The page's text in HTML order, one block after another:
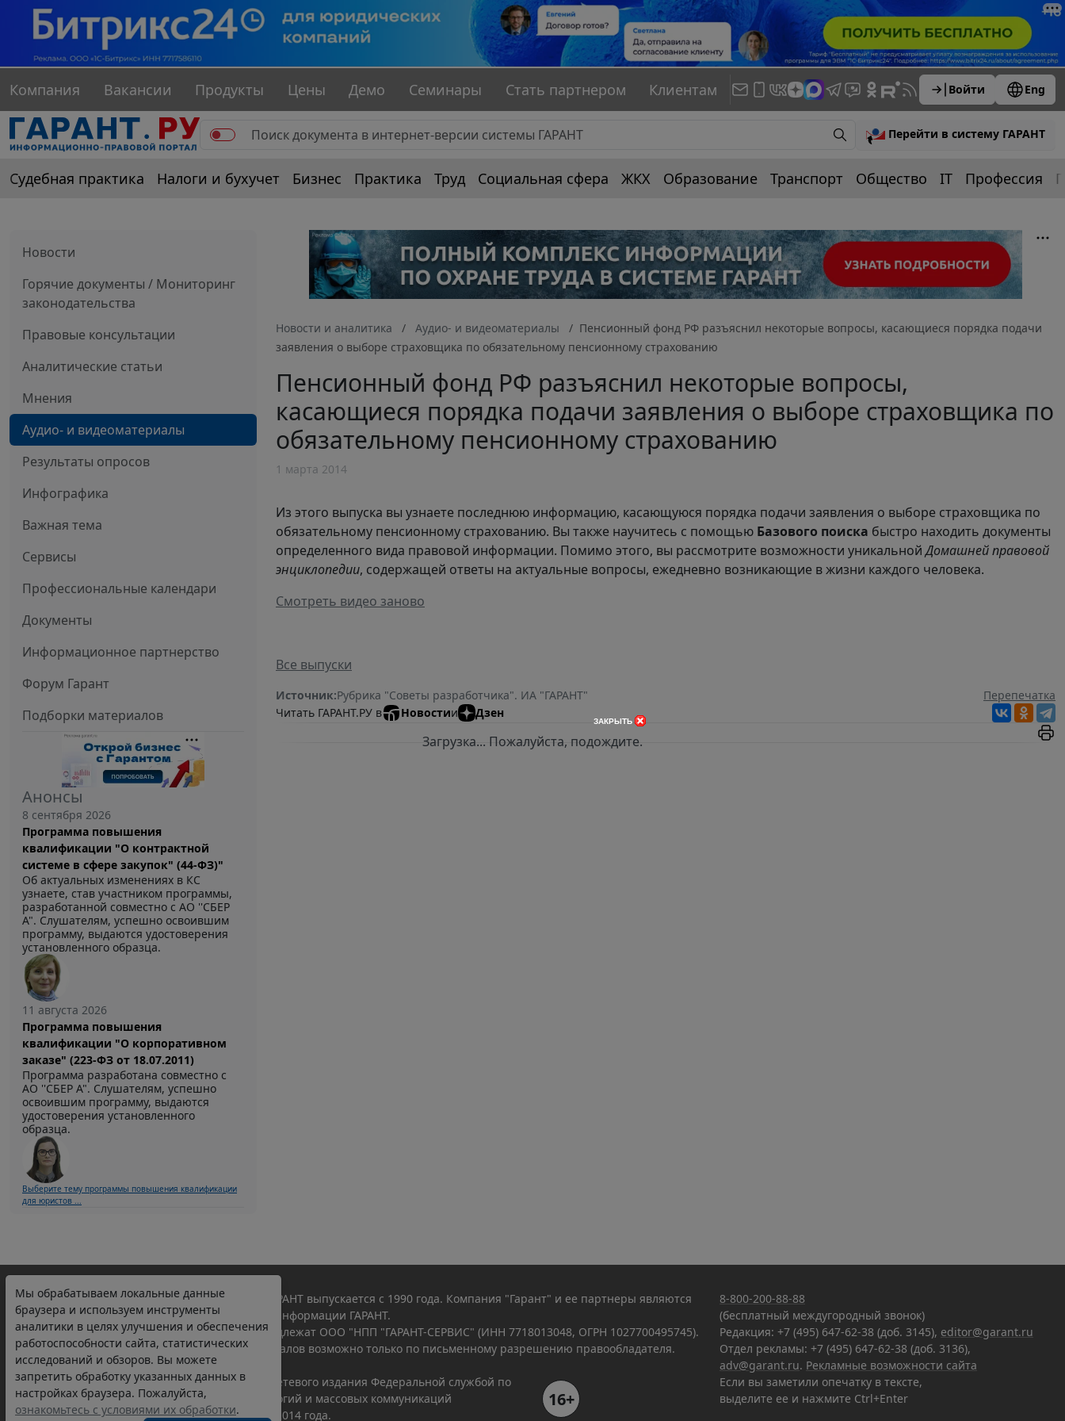
Компания Вакансии Продукты Цены Демо Семинары Стать партнером Клиентам Войти Eng
Перейти в систему ГАРАНТ
Судебная практика Налоги и бухучет Бизнес Практика Труд Социальная сфера ЖКХ Образование Транспорт Общество IT Профессия
Новости
Горячие документы / Мониторинг
законодательства
Правовые консультации
Аналитические статьи
Мнения
Аудио- и видеоматериалы
Результаты опросов
Инфографика
Важная тема
Сервисы
Профессиональные календари
Документы
Информационное партнерство
Форум Гарант
Подборки материалов
Анонсы
8 сентября 2026
Программа повышения
квалификации "О контрактной
системе в сфере закупок" (44-ФЗ)"
Об актуальных изменениях в КС
узнаете, став участником программы,
разработанной совместно с АО ''СБЕР
А". Слушателям, успешно освоившим
программу, выдаются удостоверения
установленного образца.
11 августа 2026
Программа повышения
квалификации "О корпоративном
заказе" (223-ФЗ от 18.07.2011)
Программа разработана совместно с
АО ''СБЕР А". Слушателям, успешно
освоившим программу, выдаются
удостоверения установленного
образца.
Выберите тему программы повышения квалификации
для юристов ...
Новости и аналитика Аудио- и видеоматериалы
Пенсионный фонд РФ разъяснил некоторые вопросы, касающиеся порядка подачи
заявления о выборе страховщика по обязательному пенсионному страхованию
Пенсионный фонд РФ разъяснил некоторые вопросы,
касающиеся порядка подачи заявления о выборе страховщика по
обязательному пенсионному страхованию
1 марта 2014
Из этого выпуска вы узнаете последнюю информацию, касающуюся порядка подачи заявления о выборе страховщика по
обязательному пенсионному страхованию. Вы также научитесь с помощью Базового поиска быстро находить документы
определенного вида правовой информации. Помимо этого, вы рассмотрите возможности уникальнойДомашней правовой
энциклопедии, содержащей ответы на актуальные вопросы, ежедневно возникающие в жизни каждого человека.
Смотреть видео заново
Все выпуски
Источник:Рубрика "Cоветы разработчика". ИА "ГАРАНТ"
Перепечатка
Читать ГАРАНТ.РУ в
Новостии Дзен
Мы обрабатываем локальные данные
браузера и используем инструменты
аналитики в целях улучшения и обеспечения
работоспособности сайта, статистических
исследований и обзоров. Вы можете
запретить обработку указанных данных в
настройках браузера. Пожалуйста,
ознакомьтесь с условиями их обработки.
© ООО "НПП "ГАРАНТ-СЕРВИС", 2026. Система ГАРАНТ выпускается с 1990 года. Компания "Гарант" и ее партнеры являются
участниками Российской ассоциации правовой информации ГАРАНТ.
Все права на материалы сайта ГАРАНТ.РУ принадлежат ООО "НПП "ГАРАНТ-СЕРВИС" (ИНН 7718013048, ОГРН 1027700495745).
Полное или частичное воспроизведение материалов возможно только по письменному разрешению правообладателя.
Правила использования портала.
Портал ГАРАНТ.РУ зарегистрирован в качестве сетевого издания Федеральной службой по
надзору в сфере связи,информационных технологий и массовых коммуникаций
(Роскомнадзором), Эл № ФС77-58365 от 18 июня 2014 года.
16+
8-800-200-88-88
(бесплатный междугородный звонок)
Редакция: +7 (495) 647-62-38 (доб. 3145), editor@garant.ru
Отдел рекламы: +7 (495) 647-62-38 (доб. 3136),
adv@garant.ru. Рекламные возможности сайта
Если вы заметили опечатку в тексте,
выделите ее и нажмите Ctrl+Enter
закрыть
Загрузка... Пожалуйста, подождите.